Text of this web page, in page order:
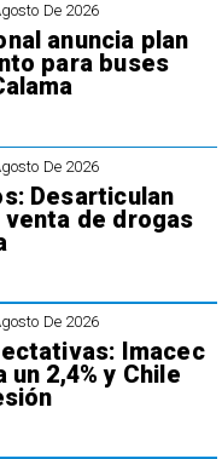
De 2026
anuncia plan
para buses
De 2026
Desarticulan
de drogas
De 2026
Imacec
un 2,4% y Chile